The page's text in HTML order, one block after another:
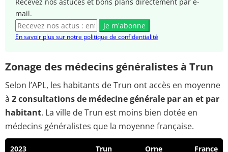
mail.
Je m'abonne
En savoir plus sur notre politique de confidentialité
Zonage des médecins généralistes à Trun
Selon l’APL, les habitants de Trun ont accès en moyenne
à 2 consultations de médecine générale par an et par
habitant. La ville de Trun est moins bien dotée en
médecins généralistes que la moyenne française.
2023 Trun Orne France